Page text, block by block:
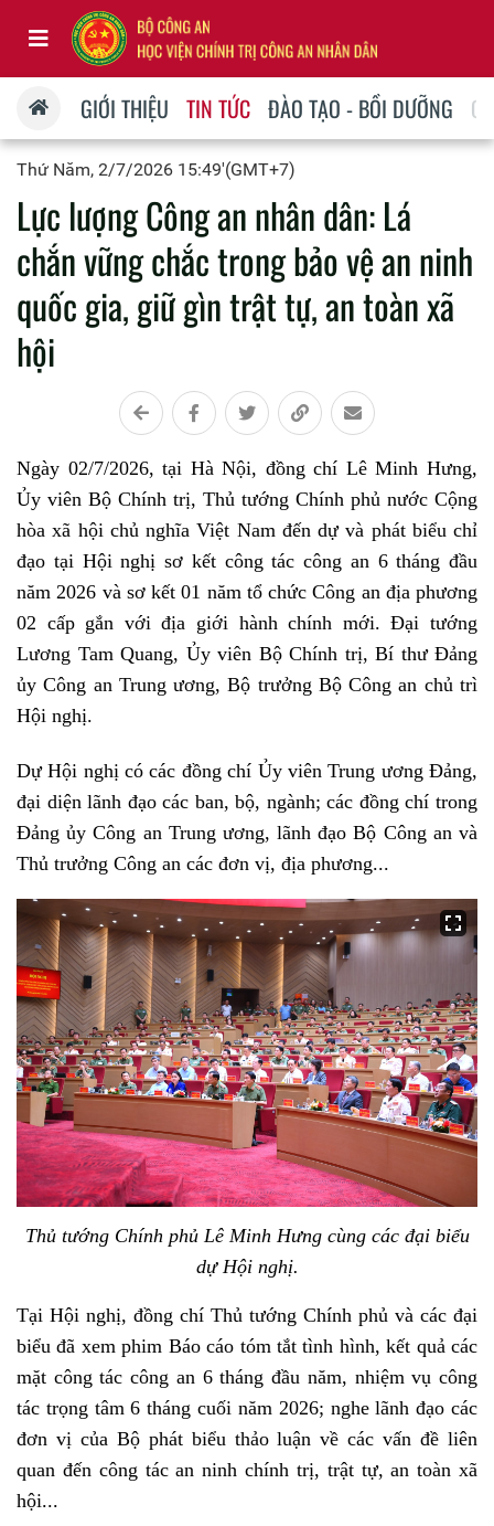
GIỚI THIỆU TIN TỨC ĐÀO TẠO - BỒI DƯỠNG
Thứ Năm, 2/7/2026 15:49'(GMT+7)
Lực lượng Công an nhân dân: Lá
chắn vững chắc trong bảo vệ an ninh
quốc gia, giữ gìn trật tự, an toàn xã
hội
Ngày 02/7/2026, tại Hà Nội, đồng chí Lê Minh Hưng,
Ủy viên Bộ Chính trị, Thủ tướng Chính phủ nước Cộng
hòa xã hội chủ nghĩa Việt Nam đến dự và phát biểu chỉ
đạo tại Hội nghị sơ kết công tác công an 6 tháng đầu
năm 2026 và sơ kết 01 năm tổ chức Công an địa phương
02 cấp gắn với địa giới hành chính mới. Đại tướng
Lương Tam Quang, Ủy viên Bộ Chính trị, Bí thư Đảng
ủy Công an Trung ương, Bộ trưởng Bộ Công an chủ trì
Hội nghị.
Dự Hội nghị có các đồng chí Ủy viên Trung ương Đảng,
đại diện lãnh đạo các ban, bộ, ngành; các đồng chí trong
Đảng ủy Công an Trung ương, lãnh đạo Bộ Công an và
Thủ trưởng Công an các đơn vị, địa phương...
Thủ tướng Chính phủ Lê Minh Hưng cùng các đại biểu
dự Hội nghị.
Tại Hội nghị, đồng chí Thủ tướng Chính phủ và các đại
biểu đã xem phim Báo cáo tóm tắt tình hình, kết quả các
mặt công tác công an 6 tháng đầu năm, nhiệm vụ công
tác trọng tâm 6 tháng cuối năm 2026; nghe lãnh đạo các
đơn vị của Bộ phát biểu thảo luận về các vấn đề liên
quan đến công tác an ninh chính trị, trật tự, an toàn xã
hội...